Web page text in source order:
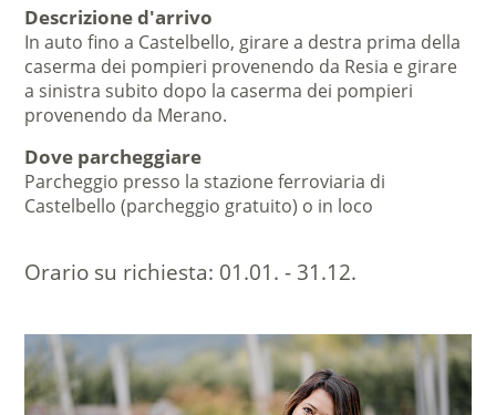
Descrizione d'arrivo
In auto fino a Castelbello, girare a destra prima della
caserma dei pompieri provenendo da Resia e girare
a sinistra subito dopo la caserma dei pompieri
provenendo da Merano.
Dove parcheggiare
Parcheggio presso la stazione ferroviaria di
Castelbello (parcheggio gratuito) o in loco
Orario su richiesta: 01.01. - 31.12.